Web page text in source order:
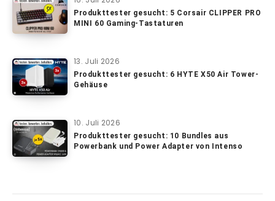
Produkttester gesucht: 5 Corsair CLIPPER PRO
MINI 60 Gaming-Tastaturen
13. Juli 2026
Produkttester gesucht: 6 HYTE X50 Air Tower-
Gehäuse
10. Juli 2026
Produkttester gesucht: 10 Bundles aus
Powerbank und Power Adapter von Intenso